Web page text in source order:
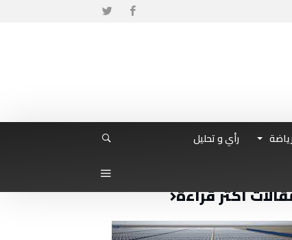
رياضة
رأي و تحليل
أكثر قراءة